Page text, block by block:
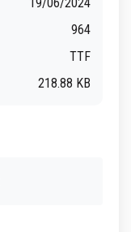
964
TTF
218.88 KB